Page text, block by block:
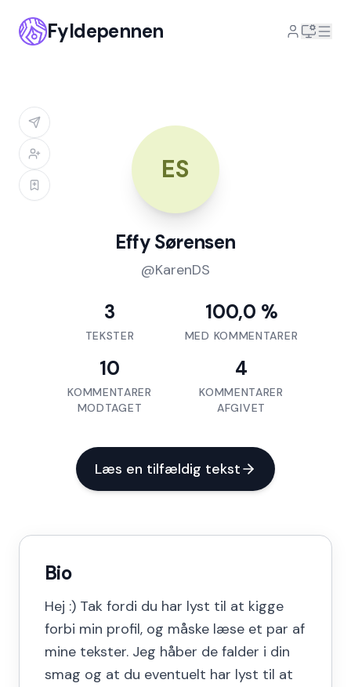
Fyldepennen
ES
Effy Sørensen
@KarenDS
3
TEKSTER
100,0 %
MED KOMMENTARER
10
KOMMENTARER
MODTAGET
4
KOMMENTARER
AFGIVET
Læs en tilfældig tekst
Bio
Hej :) Tak fordi du har lyst til at kigge
forbi min profil, og måske læse et par af
mine tekster. Jeg håber de falder i din
smag og at du eventuelt har lyst til at